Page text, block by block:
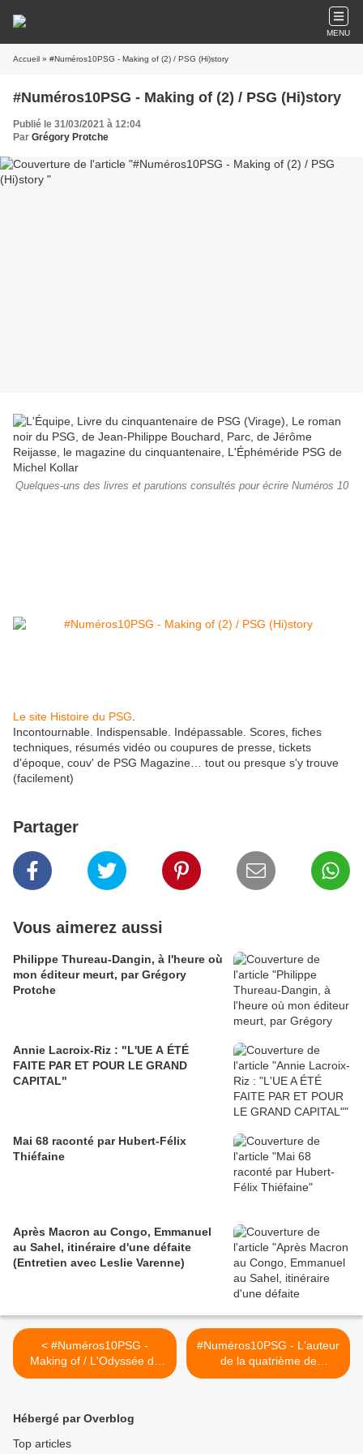
MENU
Accueil » #Numéros10PSG - Making of (2) / PSG (Hi)story
#Numéros10PSG - Making of (2) / PSG (Hi)story
Publié le 31/03/2021 à 12:04
Par Grégory Protche
Quelques-uns des livres et parutions consultés pour écrire Numéros 10
Le site Histoire du PSG
Incontournable. Indispensable. Indépassable. Scores, fiches
techniques, résumés vidéo ou coupures de presse, tickets
d'époque, couv' de PSG Magazine… tout ou presque s'y trouve
(facilement)
Partager
Vous aimerez aussi
Philippe Thureau-Dangin, à l'heure où
mon éditeur meurt, par Grégory
Protche
Annie Lacroix-Riz : "L'UE A ÉTÉ
FAITE PAR ET POUR LE GRAND
CAPITAL"
Mai 68 raconté par Hubert-Félix
Thiéfaine
Après Macron au Congo, Emmanuel
au Sahel, itinéraire d'une défaite
(Entretien avec Leslie Varenne)
< #Numéros10PSG -
Making of / L'Odyssée du
10
#Numéros10PSG - L'auteur
de la quatrième de
couverture : Jérôme
Hébergé par Overblog
Top articles